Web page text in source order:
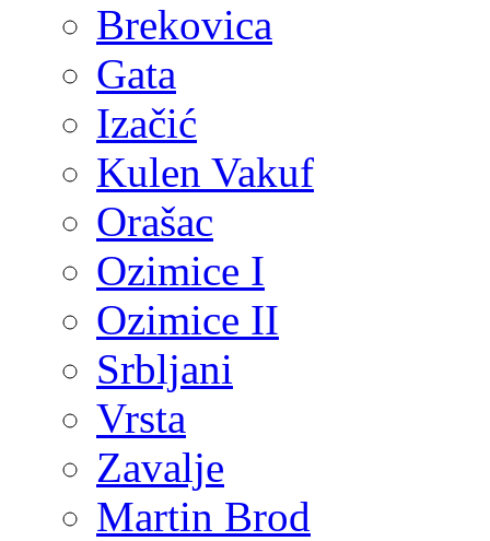
Brekovica
Gata
Izačić
Kulen Vakuf
Orašac
Ozimice I
Ozimice II
Srbljani
Vrsta
Zavalje
Martin Brod